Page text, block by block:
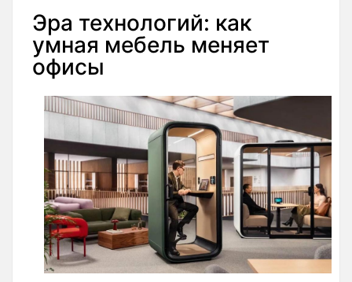
Эра технологий: как
умная мебель меняет
офисы